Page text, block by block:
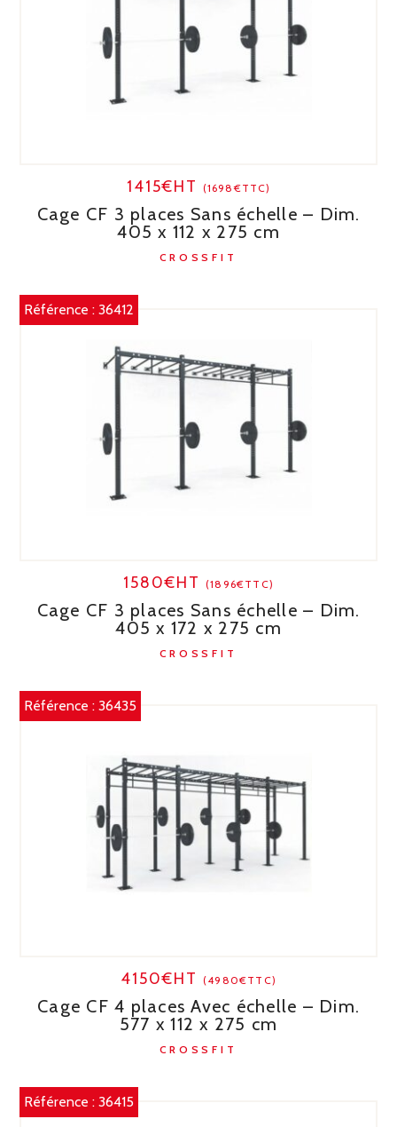
1415€HT (1698€TTC)
Cage CF 3 places Sans échelle – Dim.
405 x 112 x 275 cm
CROSSFIT
Référence :36412
1580€HT (1896€TTC)
Cage CF 3 places Sans échelle – Dim.
405 x 172 x 275 cm
CROSSFIT
Référence :36435
4150€HT (4980€TTC)
Cage CF 4 places Avec échelle – Dim.
577 x 112 x 275 cm
CROSSFIT
Référence :36415